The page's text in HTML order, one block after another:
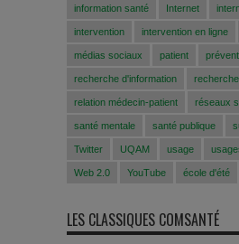
information santé Internet
intervention intervention en ligne
médias sociaux patient
recherche d'information
relation médecin-patient réseaux
santé mentale santé publique
Twitter UQAM usage
Web 2.0 YouTube école d'été
LES CLASSIQUES COMSANTÉ